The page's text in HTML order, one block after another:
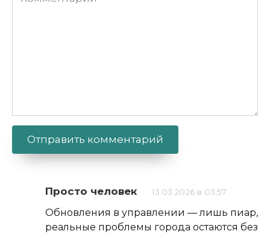
Просто человек
13.03.2026 в 03:57
Обновления в управлении — лишь пиар,
реальные проблемы города остаются без